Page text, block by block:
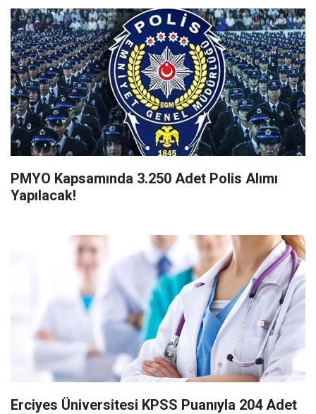
PMYO Kapsamında 3.250 Adet Polis Alımı
Yapılacak!
Erciyes Üniversitesi KPSS Puanıyla 204 Adet